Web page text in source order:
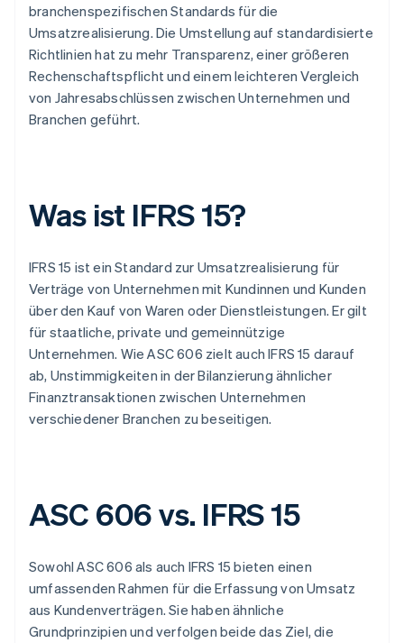
branchenspezifischen Standards für die
Umsatzrealisierung. Die Umstellung auf standardisierte
Richtlinien hat zu mehr Transparenz, einer größeren
Rechenschaftspflicht und einem leichteren Vergleich
von Jahresabschlüssen zwischen Unternehmen und
Branchen geführt.
Was ist IFRS 15?
IFRS 15 ist ein Standard zur Umsatzrealisierung für
Verträge von Unternehmen mit Kundinnen und Kunden
über den Kauf von Waren oder Dienstleistungen. Er gilt
für staatliche, private und gemeinnützige
Unternehmen. Wie ASC 606 zielt auch IFRS 15 darauf
ab, Unstimmigkeiten in der Bilanzierung ähnlicher
Finanztransaktionen zwischen Unternehmen
verschiedener Branchen zu beseitigen.
ASC 606 vs. IFRS 15
Sowohl ASC 606 als auch IFRS 15 bieten einen
umfassenden Rahmen für die Erfassung von Umsatz
aus Kundenverträgen. Sie haben ähnliche
Grundprinzipien und verfolgen beide das Ziel, die